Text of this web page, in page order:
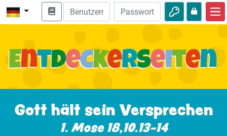
Bibel entdecken
Natur
Gott hält sein Versprechen
1. Mose 18,10.13-14